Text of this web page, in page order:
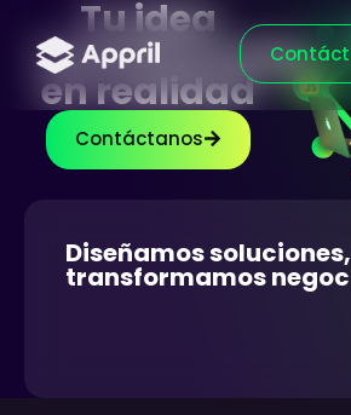
Tu idea
transformada
en realidad
Contáctanos
Diseñamos soluciones,
transformamos